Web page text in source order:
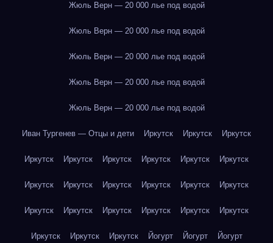
Жюль Верн — 20 000 лье под водой
Жюль Верн — 20 000 лье под водой
Жюль Верн — 20 000 лье под водой
Жюль Верн — 20 000 лье под водой
Жюль Верн — 20 000 лье под водой
Иван Тургенев — Отцы и дети Иркутск Иркутск Иркутск
Иркутск Иркутск Иркутск Иркутск Иркутск Иркутск
Иркутск Иркутск Иркутск Иркутск Иркутск Иркутск
Иркутск Иркутск Иркутск Иркутск Иркутск Иркутск
Иркутск Иркутск Иркутск Йогурт Йогурт Йогурт